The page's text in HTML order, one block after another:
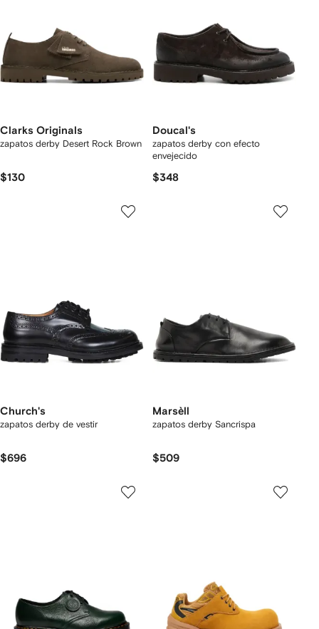
Clarks Originals
zapatos derby Desert Rock Brown
$130
Doucal's
zapatos derby con efecto
envejecido
$348
Church's
zapatos derby de vestir
$696
Marsèll
zapatos derby Sancrispa
$509